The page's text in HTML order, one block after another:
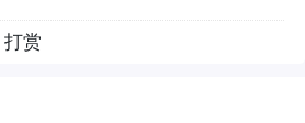
打赏